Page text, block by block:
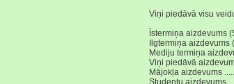
Viņi piedāvā visu
Īstermiņa aizdevums
Ilgtermiņa aizdevums
Mediju termiņa
Viņi piedāvā
Mājokļa aizdevums
Studentu aizdevums